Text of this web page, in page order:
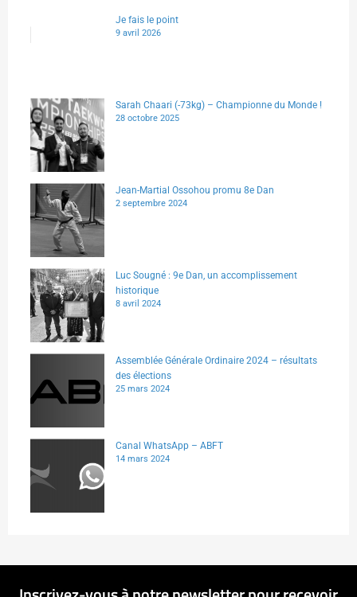
Je fais le point
9 avril 2026
Sarah Chaari (-73kg) – Championne du Monde !
28 octobre 2025
Jean-Martial Ossohou promu 8e Dan
2 septembre 2024
Luc Sougné : 9e Dan, un accomplissement
historique
8 avril 2024
Assemblée Générale Ordinaire 2024 – résultats
des élections
25 mars 2024
Canal WhatsApp – ABFT
14 mars 2024